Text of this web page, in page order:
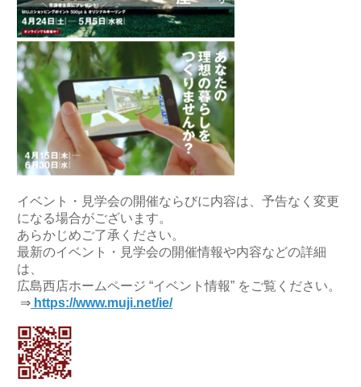
イベント・見学会の開催ならびに内容は、予告なく変更
になる場合がございます。
あらかじめご了承ください。
最新のイベント・見学会の開催情報や内容などの詳細
は、
広島西店ホームページ “イベント情報” をご覧ください。
⇒ https://www.muji.net/ie/